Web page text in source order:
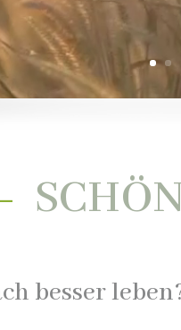
besser